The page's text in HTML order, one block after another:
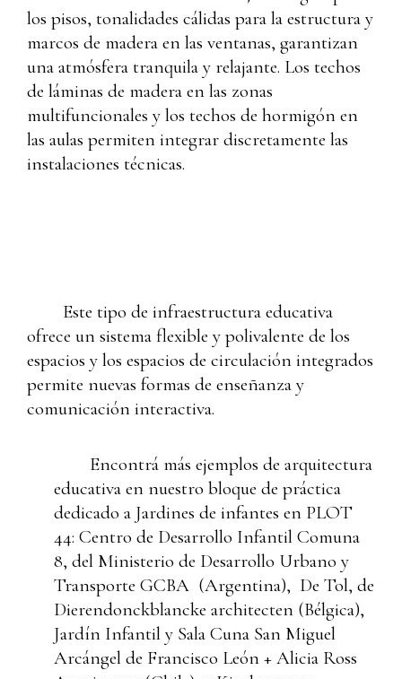
los pisos, tonalidades cálidas para la estructura y
marcos de madera en las ventanas, garantizan
una atmósfera tranquila y relajante. Los techos
de láminas de madera en las zonas
multifuncionales y los techos de hormigón en
las aulas permiten integrar discretamente las
instalaciones técnicas.
Este tipo de infraestructura educativa
ofrece un sistema flexible y polivalente de los
espacios y los espacios de circulación integrados
permite nuevas formas de enseñanza y
comunicación interactiva.
Encontrá más ejemplos de arquitectura
educativa en nuestro bloque de práctica
dedicado a Jardines de infantes en PLOT
44: Centro de Desarrollo Infantil Comuna
8, del Ministerio de Desarrollo Urbano y
Transporte GCBA (Argentina), De Tol, de
Dierendonckblancke architecten (Bélgica),
Jardín Infantil y Sala Cuna San Miguel
Arcángel de Francisco León + Alicia Ross